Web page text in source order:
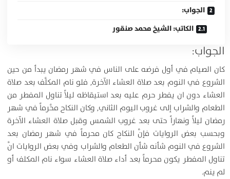
الجواب:
الكاتب: الشيخ محمد صنقور
الجواب:
كان الصيام في أول فرضه على الناس في شهر رمضان يبدأ من حين
الشروع في النوم بعد صلاة العشاء الآخرة, فلو نام المكلَّف بعد صلاة
العشاء دون ان يفطر حرم عليه بعد استيقاظه ليلاً تناول المفطر من
الطعام والشراب إلى غروب اليوم الثاني, وكان النكاح محَّرماً في شهر
رمضان ليلاً ونهاراً حتى بعد غروب الشمس وقبل صلاة العشاء الآخرة
وبحسب بعض الروايات فإنَّ النكاح كان محرماً في شهر رمضان بعد
الشروع في النوم شأنه شأن الطعام والشراب وفي بعض الروايات انَّ
تناول المفطر يكون محرماً بعد أداء صلاة العشاء سواء نام المكلف أو
لم ينم.